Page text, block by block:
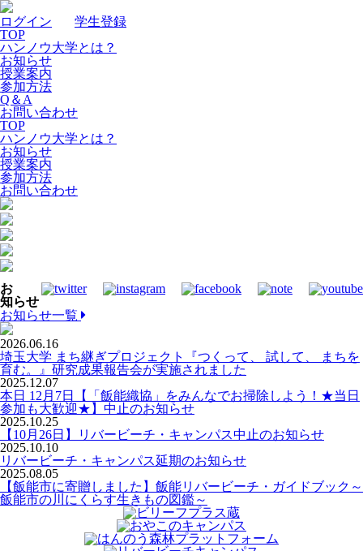
ログイン
学生登録
TOP
ハンノウ大学とは？
お知らせ
授業案内
参加方法
Q＆A
お問い合わせ
TOP
ハンノウ大学とは？
お知らせ
授業案内
参加方法
お問い合わせ
お
知らせ
お知らせ一覧
2026.06.16
埼玉大学 まち継ぎプロジェクト『つくって、 試して、 まちを
育む。』研究成果報告会が実施されました
2025.12.07
本日 12月7日【「飯能織協」をみんなでお掃除しよう！★当日
参加も大歓迎★】中止のお知らせ
2025.10.25
【10月26日】リバービーチ・キャンパス中止のお知らせ
2025.10.10
リバービーチ・キャンパス延期のお知らせ
2025.08.05
【飯能市に寄贈しました】飯能リバービーチ・ガイドブック～
飯能市の川にくらす生きもの図鑑～